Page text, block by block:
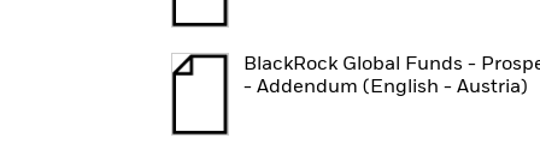
BlackRock Global Funds -
- Addendum (English - Austria)